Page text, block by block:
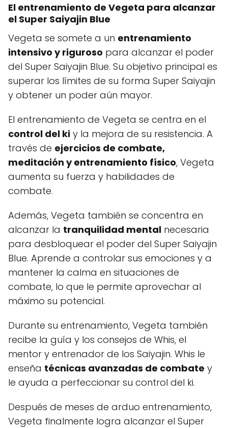
El entrenamiento de Vegeta para alcanzar
el Super Saiyajin Blue
Vegeta se somete a un entrenamiento
intensivo y riguroso para alcanzar el poder
del Super Saiyajin Blue. Su objetivo principal es
superar los límites de su forma Super Saiyajin
y obtener un poder aún mayor.
El entrenamiento de Vegeta se centra en el
control del ki y la mejora de su resistencia. A
través de ejercicios de combate,
meditación y entrenamiento físico, Vegeta
aumenta su fuerza y habilidades de
combate.
Además, Vegeta también se concentra en
alcanzar la tranquilidad mental necesaria
para desbloquear el poder del Super Saiyajin
Blue. Aprende a controlar sus emociones y a
mantener la calma en situaciones de
combate, lo que le permite aprovechar al
máximo su potencial.
Durante su entrenamiento, Vegeta también
recibe la guía y los consejos de Whis, el
mentor y entrenador de los Saiyajin. Whis le
enseña técnicas avanzadas de combate y
le ayuda a perfeccionar su control del ki.
Después de meses de arduo entrenamiento,
Vegeta finalmente logra alcanzar el Super